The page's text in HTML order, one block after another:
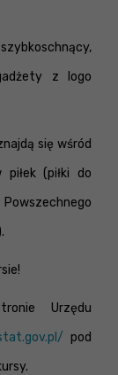
z logo
się wśród
(piłki do
Urzędu
pod